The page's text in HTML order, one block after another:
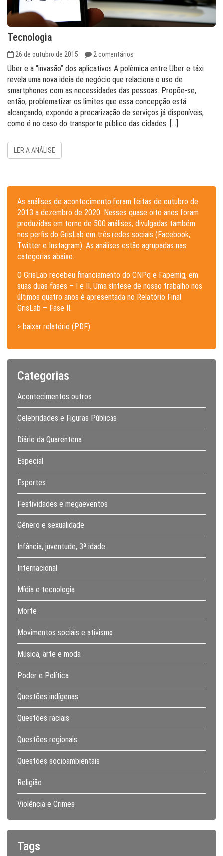
Tecnologia
26 de outubro de 2015 2 comentários
Uber e a “invasão” dos aplicativos A polêmica entre Uber e táxi
revela uma nova ideia de negócio que relaciona o uso de
smartphones com as necessidades das pessoas. Propõe-se,
então, problematizar os limites que essa concepção está
alcançando, expondo a precarização de serviços já disponíveis,
como é no caso do transporte público das cidades. […]
LER A ANÁLISE
As análises de acontecimento foram feitas de outubro de
2013 a dezembro de 2020. Nesses quase oito anos foram
produzidas em torno de 500 análises, divulgadas também
nos perfis do GrisLab em três redes sociais (Facebook,
Twitter e Instagram). As análises estão agrupadas nas
categorias abaixo.
O GrisLab recebeu financiamento do CNPq e Fapemig, em
suas duas fases – I e II. Uma síntese de nosso trabalho nos
últimos quatro anos é apresentada no Relatório Final
GrisLab – Fase II.
> baixar relatório (PDF)
Categorias
Acontecimentos outros
Celebridades e Figuras Públicas
Diário da Quarentena
Especial
Esportes
Festividades e megaeventos
Gênero e sexualidade
Infância, juventude, 3ª idade
Internacional
Mídia e tecnologia
Morte
Movimentos sociais e ativismo
Música, arte e moda
Poder e Política
Questões indígenas
Questões raciais
Questões regionais
Questões socioambientais
Religião
Violência e Crimes
Tags